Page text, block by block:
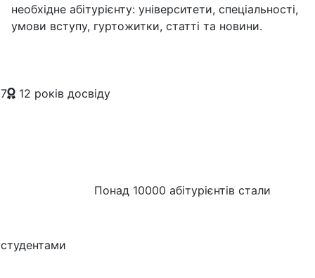
необхідне абітурієнту: університети, спеціальності,
умови вступу, гуртожитки, статті та новини.
7 12 років досвіду
Понад 10000 абітурієнтів стали
студентами